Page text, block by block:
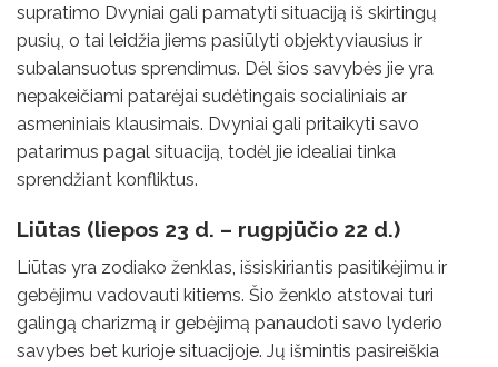
supratimo Dvyniai gali pamatyti situaciją iš skirtingų
pusių, o tai leidžia jiems pasiūlyti objektyviausius ir
subalansuotus sprendimus. Dėl šios savybės jie yra
nepakeičiami patarėjai sudėtingais socialiniais ar
asmeniniais klausimais. Dvyniai gali pritaikyti savo
patarimus pagal situaciją, todėl jie idealiai tinka
sprendžiant konfliktus.
Liūtas (liepos 23 d. – rugpjūčio 22 d.)
Liūtas yra zodiako ženklas, išsiskiriantis pasitikėjimu ir
gebėjimu vadovauti kitiems. Šio ženklo atstovai turi
galingą charizmą ir gebėjimą panaudoti savo lyderio
savybes bet kurioje situacijoje. Jų išmintis pasireiškia